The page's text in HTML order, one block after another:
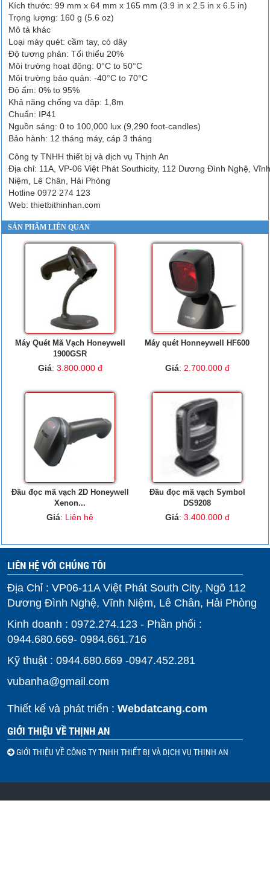
Kích thước: 99 mm x 64 mm x 165 mm (3.9 in x 2.5 in x 6.5 in)
Trọng lượng: 160 g (5.6 oz)
Mô tả khác
Loại máy quét: cầm tay, có dây
Độ tương phản: Tối thiểu 20%
Môi trường hoạt động: 0°C to 50°C
Môi trường bảo quản: -40°C to 70°C
Độ ẩm: 0% to 95%
Khả năng chống va đập: 1,8m
Chuẩn: IP41
Nguồn sáng: 0 to 100,000 lux (9,290 foot-candles)
Bảo hành: 12 tháng máy, cáp 3 tháng
Công ty TNHH thiết bị và dịch vụ Thịnh An
Địa chỉ: 11A, VP-06 Việt Phát Southicity, 112 Dương Đình Nghệ, Vĩnh
Niệm, Lê Chân, Hải Phòng
Hotline 0972 274 123
Web: thietbithinhan.com
SẢN PHẨM LIÊN QUAN
Máy Quét Mã Vạch Honeywell
1900GSR
Giá: 3.800.000 đ
Máy quét Honneywell HF600
Giá: 2.700.000 đ
Đầu đọc mã vạch 2D Honeywell
Xenon...
Giá: Liên hệ
Đầu đọc mã vạch Symbol
DS9208
Giá: 3.400.000 đ
LIÊN HỆ VỚI CHÚNG TÔI
Địa Chỉ : VP06-11A Việt Phát South City, Ngõ 112
Dương Đình Nghệ, Vĩnh Niệm, Lê Chân, Hải Phòng
Kinh doanh : 0972.274.123 - Phần phối :
0944.680.669- 0984.661.716
Kỹ thuật : 0944.680.669 -0947.452.281
vubanha@gmail.com
Thiết kế và phát triển : Webdatcang.com
GIỚI THIỆU VỀ THỊNH AN
GIỚI THIỆU VỀ CÔNG TY TNHH THIẾT BỊ VÀ DỊCH VỤ THỊNH AN